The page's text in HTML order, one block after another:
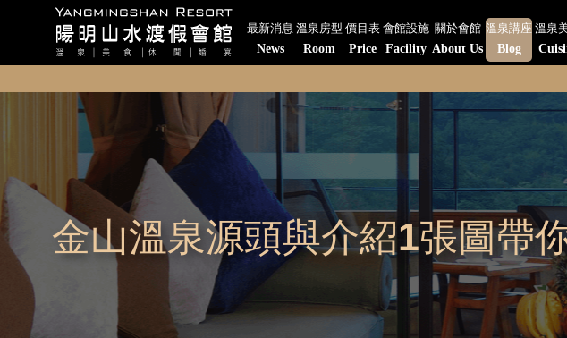
最新消息
News
溫泉房型
Room
價目表
Price
會館設施
Facility
關於會館
About Us
溫泉講座
Blog
溫泉
金山溫泉源頭與介紹1張圖帶